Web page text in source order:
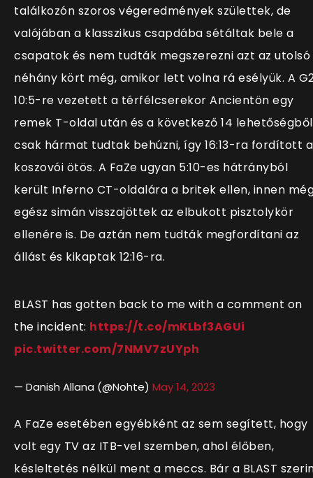
találkozón szoros végeredmények születtek, de
valójában a klasszikus csapdába sétáltak bele a
csapatok és nem tudták megszerezni azt az utolsó
néhány kört még, amikor lett volna rá esélyük. A
10:5-re vezetett a térfélcserekor Ancientön egy
remek T-oldal után és a következő 14 lehetőségből
csak hármat tudtak behúzni, így 16:13-ra fordított a
koszovói ötös. A FaZe ugyan 5:10-es hátrányból
került Inferno CT-oldalára a britek ellen, innen
egész simán visszajöttek az elbukott pisztolykör
ellenére is. De aztán nem tudták megfordítani az
állást és kikaptak 12:16-ra.
BLAST has gotten back to me with a comment on
the incident: https://t.co/mKLbf3AGUi
pic.twitter.com/7NMV7zUYph
— Danish Allana (@Nohte) May 14, 2023
A FaZe esetében egyébként az sem segített, hogy
volt egy TV az ITB-vel szemben, ahol élőben,
késleltetés nélkül ment a meccs. Bár a BLAST